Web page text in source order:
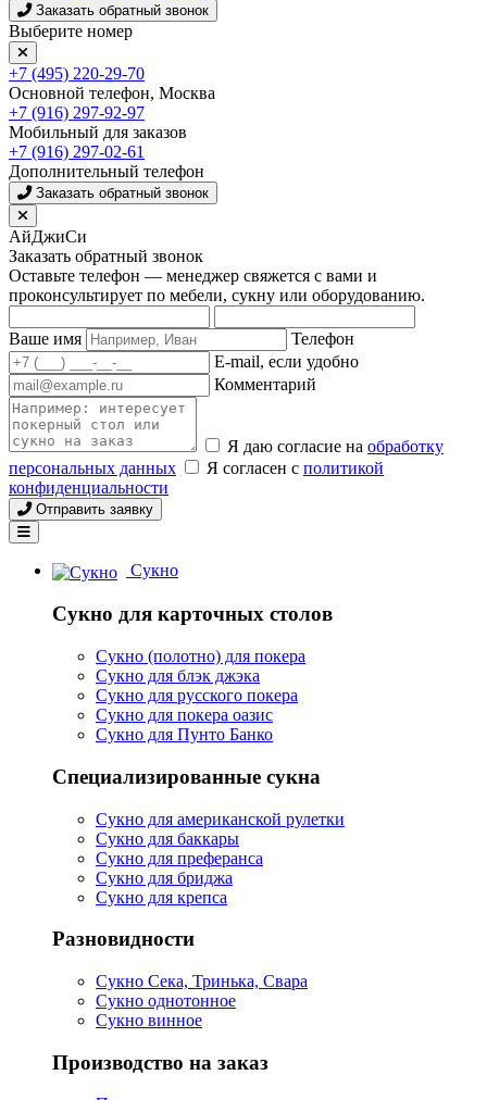
Заказать обратный звонок
Выберите номер
+7 (495) 220-29-70
Основной телефон, Москва
+7 (916) 297-92-97
Мобильный для заказов
+7 (916) 297-02-61
Дополнительный телефон
Заказать обратный звонок
АйДжиСи
Заказать обратный звонок
Оставьте телефон — менеджер свяжется с вами и
проконсультирует по мебели, сукну или оборудованию.
Ваше имя
Телефон
E-mail, если удобно
Комментарий
Я даю согласие на обработку
персональных данных
Я согласен с политикой
конфиденциальности
Отправить заявку
Сукно
Сукно для карточных столов
Сукно (полотно) для покера
Сукно для блэк джэка
Сукно для русского покера
Сукно для покера оазис
Сукно для Пунто Банко
Специализированные сукна
Сукно для американской рулетки
Сукно для баккары
Сукно для преферанса
Сукно для бриджа
Сукно для крепса
Разновидности
Сукно Сека, Тринька, Свара
Сукно однотонное
Сукно винное
Производство на заказ